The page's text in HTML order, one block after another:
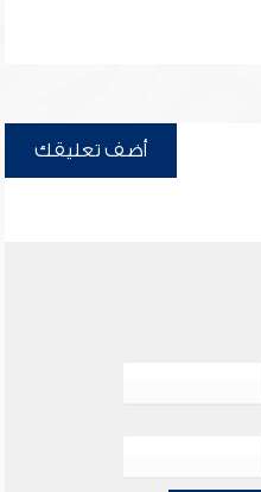
أضف تعليقك